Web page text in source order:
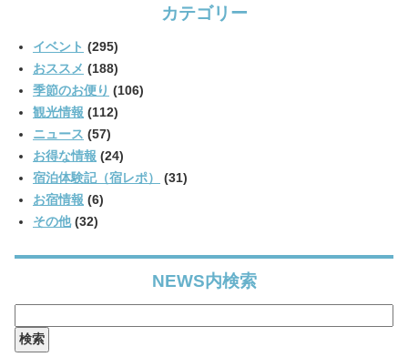
カテゴリー
イベント (295)
おススメ (188)
季節のお便り (106)
観光情報 (112)
ニュース (57)
お得な情報 (24)
宿泊体験記（宿レポ）
(31)
お宿情報 (6)
その他(32)
NEWS内検索
索: